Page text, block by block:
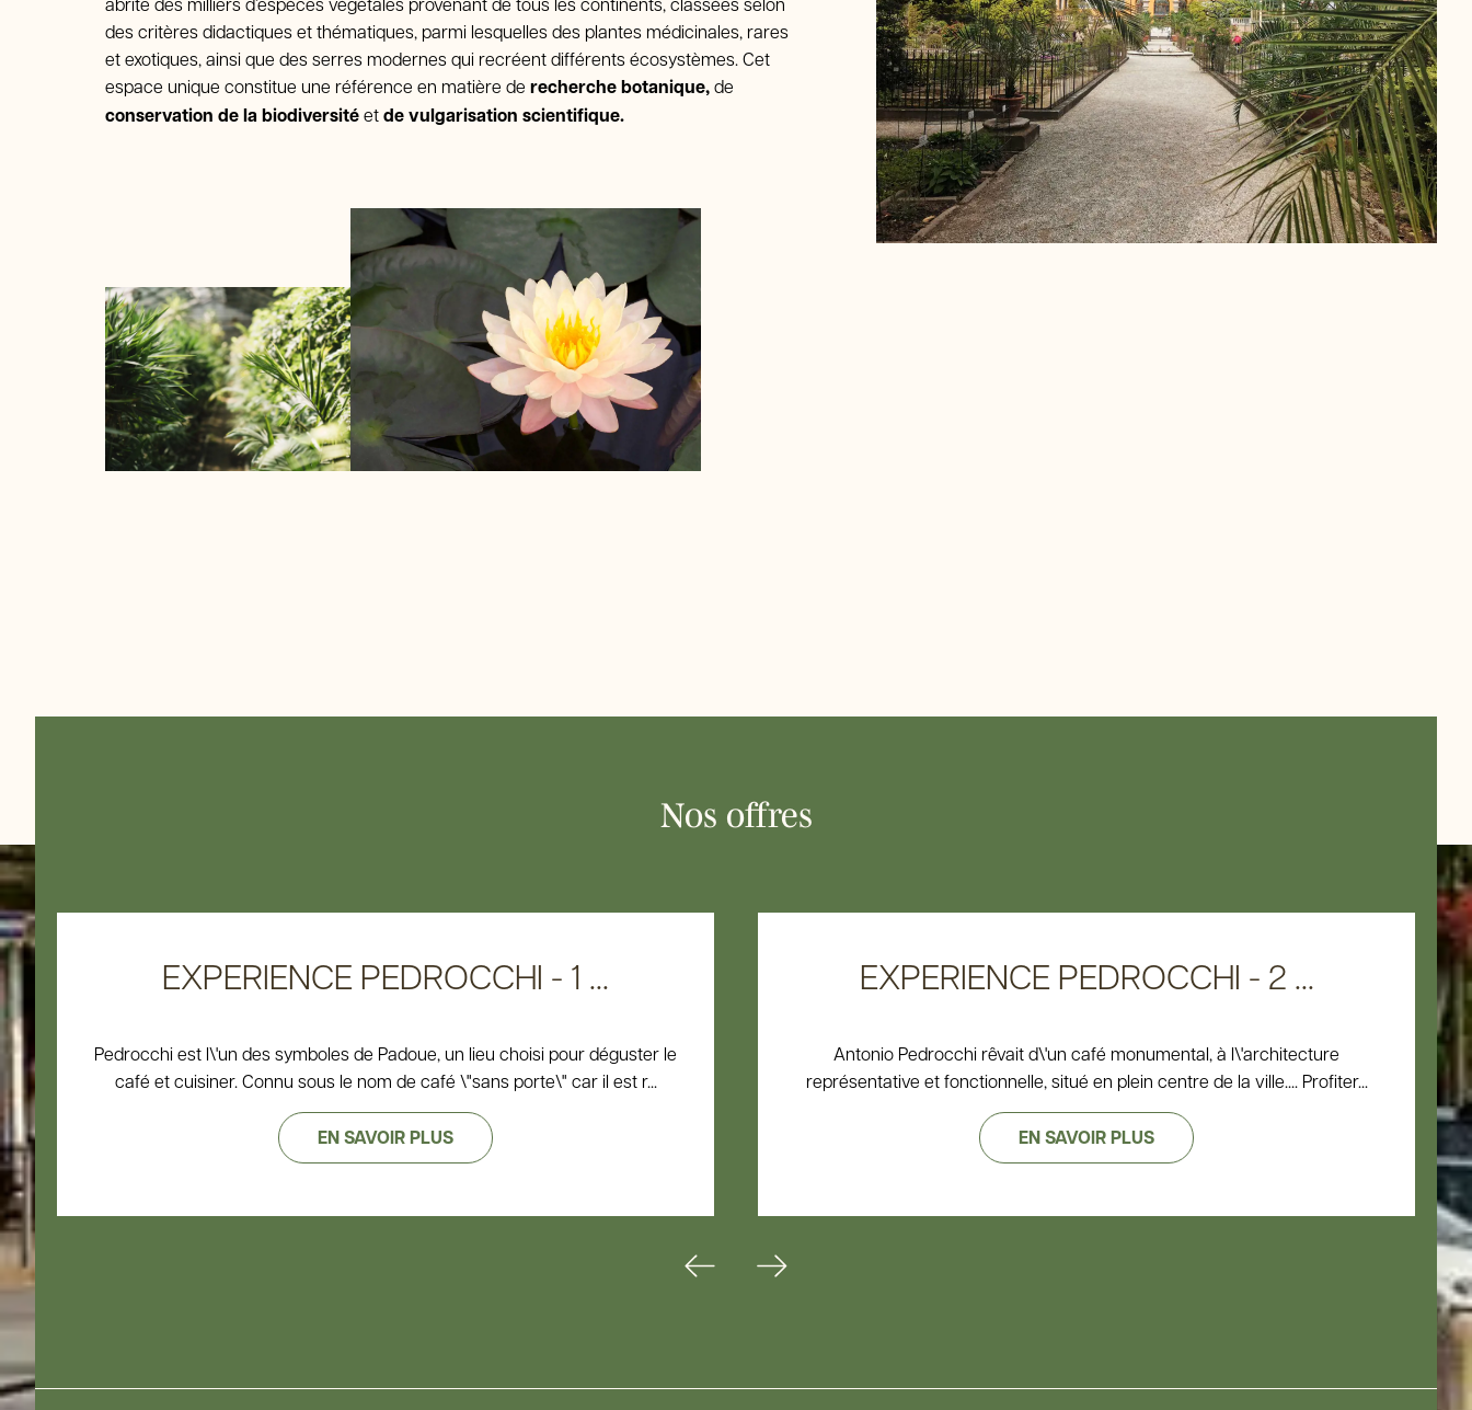
des critères didactiques et thématiques, parmi lesquelles des plantes médicinales, rares
et exotiques, ainsi que des serres modernes qui recréent différents écosystèmes. Cet
espace unique constitue une référence en matière de recherche botanique,de
conservation de la biodiversitéetde vulgarisation scientifique.
Nos offres
EXPERIENCE PEDROCCHI - 1 ...
Pedrocchi est l\'un des symboles de Padoue, un lieu choisi pour déguster le
café et cuisiner. Connu sous le nom de café \"sans porte\" car il est r...
EN SAVOIR PLUS
EXPERIENCE PEDROCCHI - 2 ...
Antonio Pedrocchi rêvait d\'un café monumental, à l\'architecture
représentative et fonctionnelle, situé en plein centre de la ville.... Profiter...
EN SAVOIR PLUS